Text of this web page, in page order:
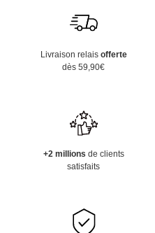
Livraison relais offerte
dès 59,90€
+2 millions de clients
satisfaits